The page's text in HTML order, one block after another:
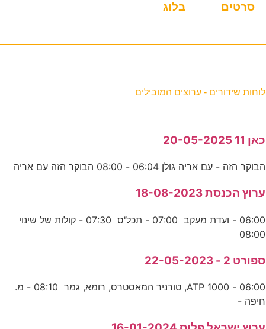
סרטים בלוג
לוחות שידורים - ערוצים המובילים
כאן 11 20-05-2025
הבוקר הזה - עם אריה גולן 06:04 - 08:00 הבוקר הזה עם אריה
ערוץ הכנסת 18-08-2023
06:00 - ועדת מעקב 07:00 - תכל'ס 07:30 - קולות של שינוי
08:00
ספורט 2 - 22-05-2023
06:00 - ATP 1000, טורניר המאסטרס, רומא, גמר 08:10 - מ.
חיפה -